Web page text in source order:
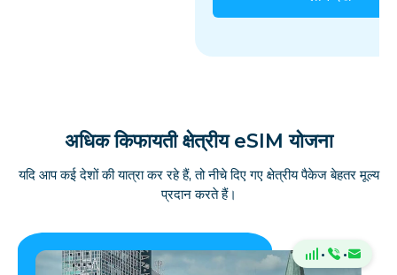
अधिक किफायती क्षेत्रीय eSIM योजना
यदि आप कई देशों की यात्रा कर रहे हैं, तो नीचे दिए गए क्षेत्रीय पैकेज बेहतर मूल्य
प्रदान करते हैं।
· ·